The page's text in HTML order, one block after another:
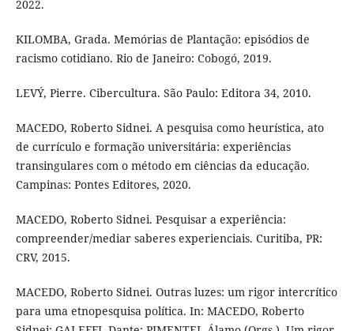
2022.
KILOMBA, Grada. Memórias de Plantação: episódios de
racismo cotidiano. Rio de Janeiro: Cobogó, 2019.
LEVÝ, Pierre. Cibercultura. São Paulo: Editora 34, 2010.
MACEDO, Roberto Sidnei. A pesquisa como heurística, ato
de currículo e formação universitária: experiências
transingulares com o método em ciências da educação.
Campinas: Pontes Editores, 2020.
MACEDO, Roberto Sidnei. Pesquisar a experiência:
compreender/mediar saberes experienciais. Curitiba, PR:
CRV, 2015.
MACEDO, Roberto Sidnei. Outras luzes: um rigor intercrítico
para uma etnopesquisa política. In: MACEDO, Roberto